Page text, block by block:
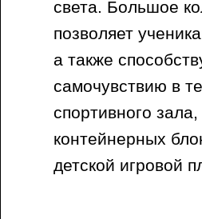
света. Большое
позволяет
а также
самочувствию в
спортивного
контейнерных
детской игровой